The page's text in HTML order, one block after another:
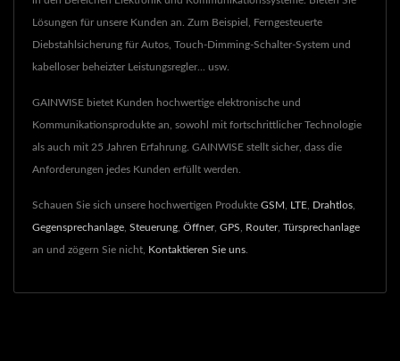
Lösungen für unsere Kunden an. Zum Beispiel, Ferngesteuerte
Diebstahlsicherung für Autos, Touch-Dimming-Schalter-System und
kabelloser beheizter Leistungsregler... usw.
GAINWISE bietet Kunden hochwertige elektronische und
Kommunikationsprodukte an, sowohl mit fortschrittlicher Technologie
als auch mit 25 Jahren Erfahrung. GAINWISE stellt sicher, dass die
Anforderungen jedes Kunden erfüllt werden.
Schauen Sie sich unsere hochwertigen Produkte GSM LTE Drahtlos
Gegensprechanlage Steuerung Öffner, GPS Router, Türsprechanlage
an und zögern Sie nicht, Kontaktieren Sie uns